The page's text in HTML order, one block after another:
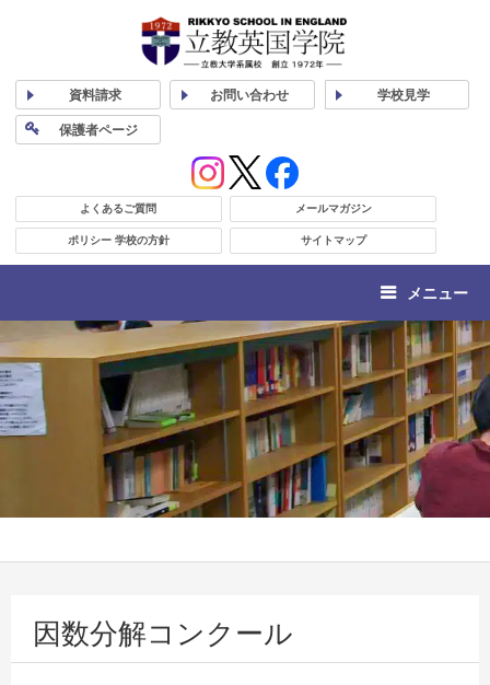
資料請求 お問い合わせ 学校見学
保護者ページ
よくあるご質問 メールマガジン
ポリシー 学校の方針 サイトマップ
メニュー
因数分解コンクール